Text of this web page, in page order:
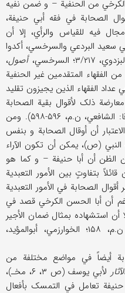
من الحنفیة – و ضمن نفیه
الصحابة في فقه أبي حنیفة،
فیه للقیاس والرأي، إلا أن
سعید البردعي والسرخسي، أکدوا
أصول،
من الفقهاء المتقدمین غیر الحنفیة
الفقهاء الذین یجیزون تقلید
ذلک لأقوال بقیة الصحابة
(۲/۲۸۹؛ أیضاً ظ: السرخسي، ن.ص؛ قا: الشافعي، ن.م، ۵۹۶-۵۹۸). ومن
أن أوقال الصحابة و بنفس
(ص)، یمکن أن تکون الآراء
الظن أن أبا حنیفة – و کما هو
بتفاوتٍ بین الأمور التعبدیة
الصحابة في الأمور التعبدیة
أن أبا الحسن الکرخي قصد في
أن استشهاده بمثال ضمان الأجیر
المشترک، غیرمقبول (ظ: أبویوسف، ن.م، ۱۵۸؛ الخوارزمي، أبوالمؤید،
أیضاً في مواضع مختلفة من
الآثار
لأبي یوسف (ص ۳، ۶، مخـ)،
حنیفة تعامل في التمسک بأفعال